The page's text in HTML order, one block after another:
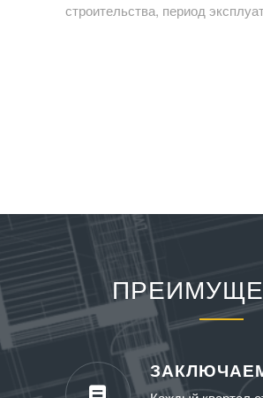
строительства, период